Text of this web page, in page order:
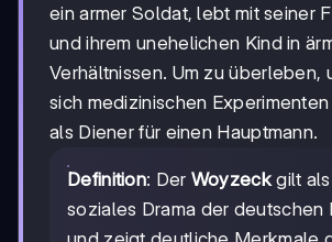
ein armer Soldat, lebt mit seiner
und ihrem unehelichen Kind in
Verhältnissen. Um zu überleben,
sich medizinischen
als Diener für einen Hauptmann.
Definition: Der Woyzeckgilt als
soziales Drama der deutschen